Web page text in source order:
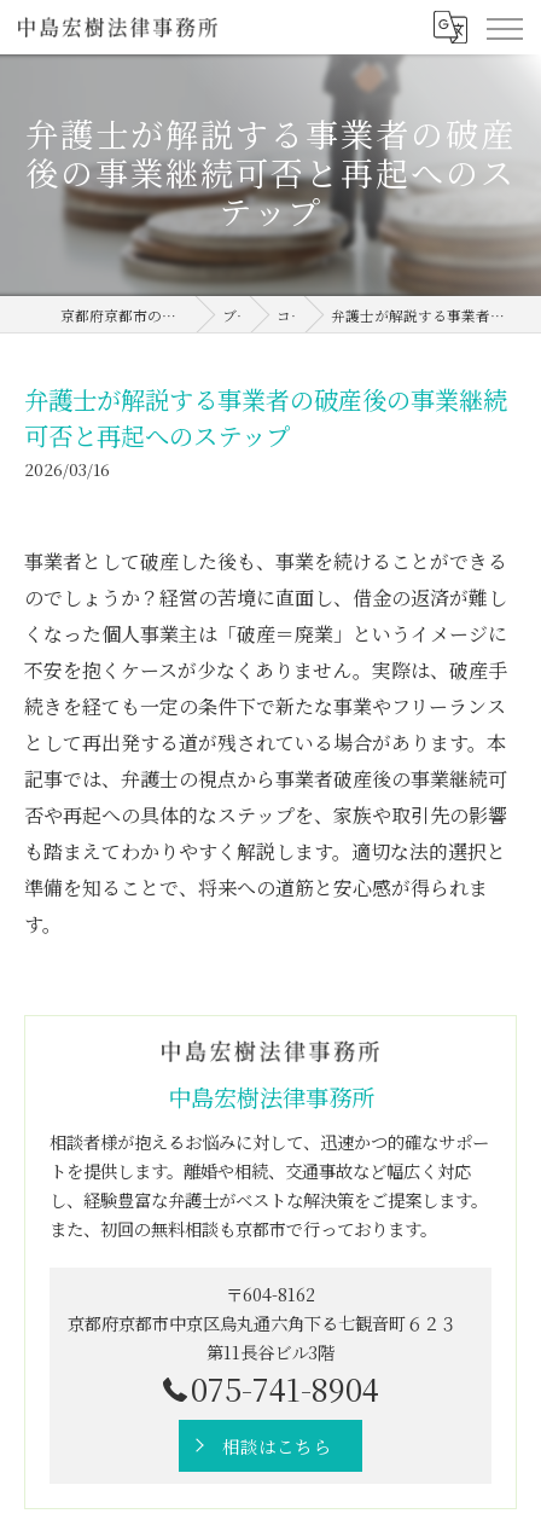
弁護士が解説する事業者の破産
後の事業継続可否と再起へのス
テップ
京都府京都市の弁護士なら中島宏樹法律事務所 ブログ コラム 弁護士が解説する事業者の破産後の事業継続可否と再起へのステップ
弁護士が解説する事業者の破産後の事業継続
可否と再起へのステップ
2026/03/16
事業者として破産した後も、事業を続けることができる
のでしょうか？経営の苦境に直面し、借金の返済が難し
くなった個人事業主は「破産＝廃業」というイメージに
不安を抱くケースが少なくありません。実際は、破産手
続きを経ても一定の条件下で新たな事業やフリーランス
として再出発する道が残されている場合があります。本
記事では、弁護士の視点から事業者破産後の事業継続可
否や再起への具体的なステップを、家族や取引先の影響
も踏まえてわかりやすく解説します。適切な法的選択と
準備を知ることで、将来への道筋と安心感が得られま
す。
中島宏樹法律事務所
相談者様が抱えるお悩みに対して、迅速かつ的確なサポー
トを提供します。離婚や相続、交通事故など幅広く対応
し、経験豊富な弁護士がベストな解決策をご提案します。
また、初回の無料相談も京都市で行っております。
〒604-8162
京都府京都市中京区烏丸通六角下る七観音町６２３
第11長谷ビル3階
075-741-8904
相談はこちら